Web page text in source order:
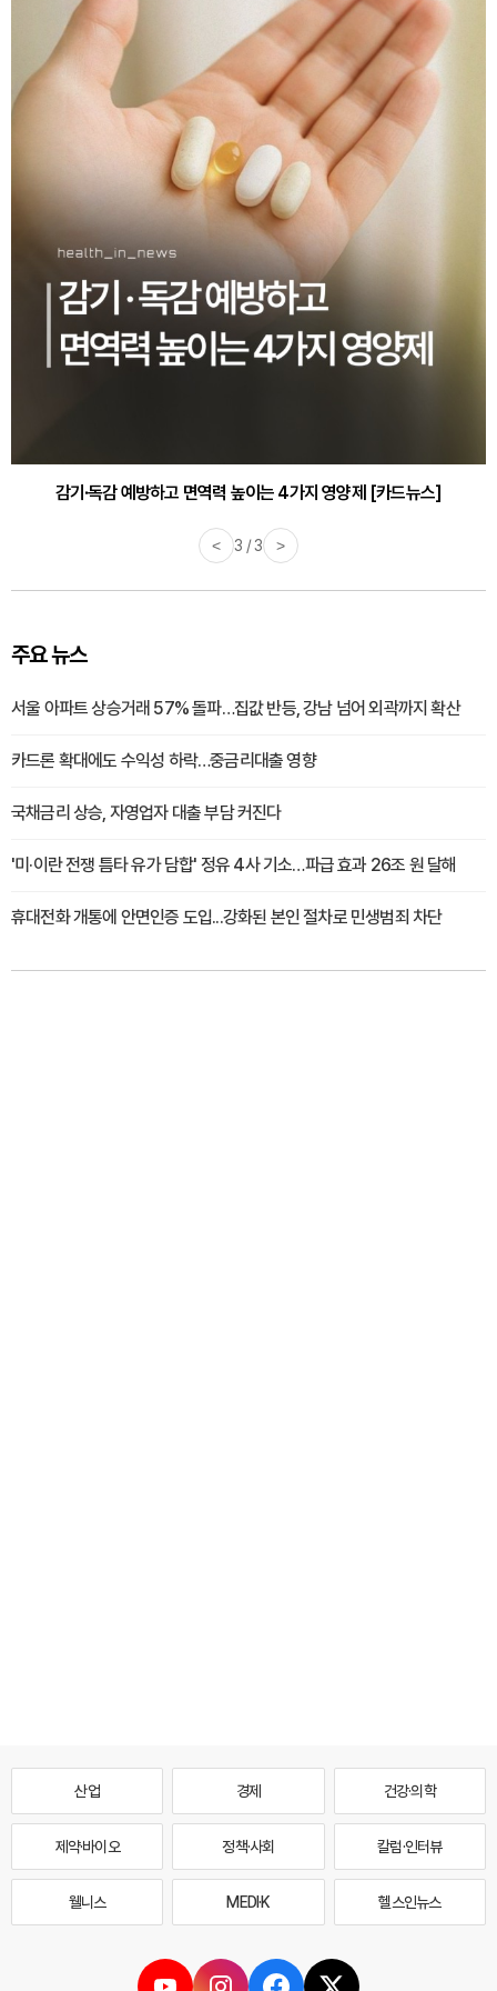
바쁜 아침, 공복에 먹기 좋은 과일 4가지 [카드뉴스]
감기·독감 예방하고 면역력 높이는 4가지 영양제 [카드뉴스]
< 3 / 3 >
주요 뉴스
서울 아파트 상승거래 57% 돌파…집값 반등, 강남 넘어 외곽까지 확산
카드론 확대에도 수익성 하락…중금리대출 영향
국채금리 상승, 자영업자 대출 부담 커진다
'미·이란 전쟁 틈타 유가 담합' 정유 4사 기소…파급 효과 26조 원 달해
휴대전화 개통에 안면인증 도입...강화된 본인 절차로 민생범죄 차단
산업 경제 건강·의학
제약·바이오 정책·사회 칼럼·인터뷰
웰니스 MEDI·K 헬스인뉴스